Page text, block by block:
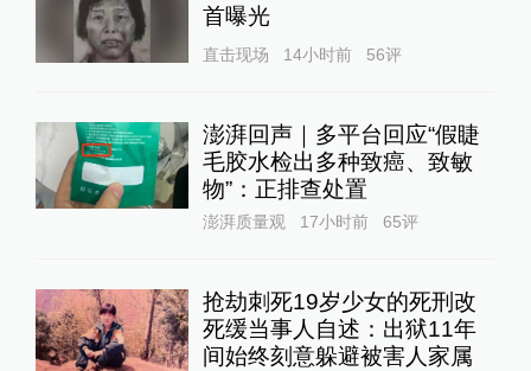
首曝光
直击现场 14小时前 56评
澎湃回声｜多平台回应“假睫
毛胶水检出多种致癌、致敏
物”：正排查处置
澎湃质量观 17小时前 65评
抢劫刺死19岁少女的死刑改
死缓当事人自述：出狱11年
间始终刻意躲避被害人家属